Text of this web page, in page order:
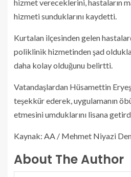
hizmet vereceklerini, hastaların
hizmeti sunduklarını kaydetti.
Kurtalan ilçesinden gelen
poliklinik hizmetinden şad
daha kolay olduğunu belirtti.
Vatandaşlardan Hüsamettin
teşekkür ederek, uygulamanın
etmesini umduklarını lisana
Kaynak: AA / Mehmet Niyazi
About The Author